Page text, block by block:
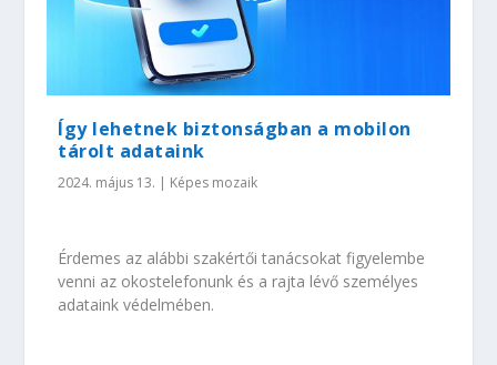
Így lehetnek biztonságban a mobilon
tárolt adataink
2024. május 13. | Képes mozaik
Érdemes az alábbi szakértői tanácsokat figyelembe
venni az okostelefonunk és a rajta lévő személyes
adataink védelmében.